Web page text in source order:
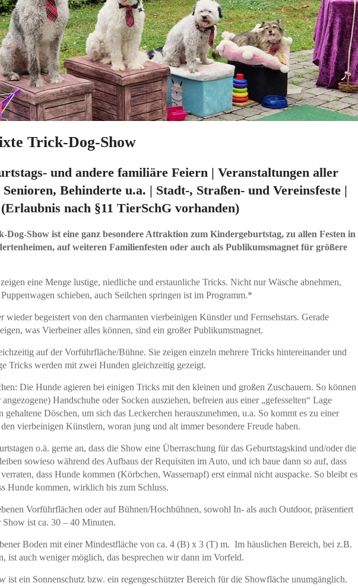
Trick-Dog-Show
und andere familiäre Feiern | Veranstaltungen aller
Behinderte u.a. | Stadt-, Straßen- und Vereinsfeste |
nach §11 TierSchG vorhanden)
Dog-Show ist eine ganz besondere Attraktion zum Kindergeburtstag, zu allen Festen in
auf weiteren Familienfesten oder auch als Publikumsmagnet für größere
eine Menge lustige, niedliche und erstaunliche Tricks. Nicht nur Wäsche abnehmen,
schieben, auch Seilchen springen ist im Programm.*
wieder begeistert von den charmanten vierbeinigen Künstler und Fernsehstars. Gerade
was Vierbeiner alles können, sind ein großer Publikumsmagnet.
auf der Vorführfläche/Bühne. Sie zeigen einzeln mehrere Tricks hintereinander und
Tricks werden mit zwei Hunden gleichzeitig gezeigt.
Die Hunde agieren bei einigen Tricks mit den kleinen und großen Zuschauern. So können
Handschuhe oder Socken ausziehen, befreien aus einer „gefesselten“ Lage
Döschen, um sich das Leckerchen herauszunehmen, u.a. So kommt es zu einer
vierbeinigen Künstlern, woran jung und alt immer besondere Freude haben.
o.ä. gerne an, dass die Show eine Überraschung für das Geburtstagskind und/oder die
sowieso während des Aufbaus der Requisiten im Auto, und ich baue dann so auf, dass
dass Hunde kommen (Körbchen, Wassernapf) erst einmal nicht auspacke. So bleibt es
Hunde kommen, wirklich bis zum Schluss.
Vorführflächen oder auf Bühnen/Hochbühnen, sowohl In- als auch Outdoor, präsentiert
ist ca. 30 – 40 Minuten.
Boden mit einer Mindestfläche von ca. 4 (B) x 3 (T) m. Im häuslichen Bereich, bei z.B.
ist auch weniger möglich, das besprechen wir dann im Vorfeld.
ist ein Sonnenschutz bzw. ein regengeschützter Bereich für die Showfläche unumgänglich.